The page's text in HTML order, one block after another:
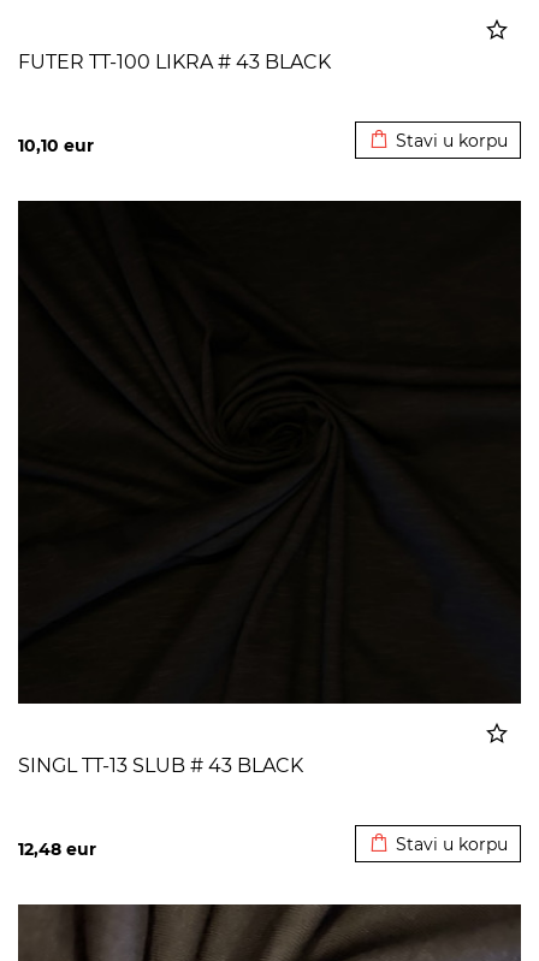
FUTER TT-100 LIKRA # 43 BLACK
10,10 eur Stavi u korpu
SINGL TT-13 SLUB # 43 BLACK
12,48 eur Stavi u korpu